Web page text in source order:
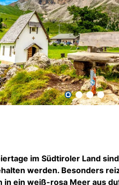
im Südtiroler Land
werden. Besonders
in ein weiß-rosa Meer aus